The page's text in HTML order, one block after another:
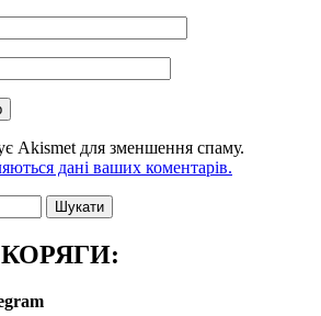
Akismet для зменшення спаму.
дані ваших коментарів.